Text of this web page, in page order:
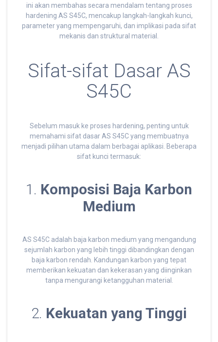
ini akan membahas secara mendalam tentang proses
hardening AS S45C, mencakup langkah-langkah kunci,
parameter yang mempengaruhi, dan implikasi pada sifat
mekanis dan struktural material.
Sifat-sifat Dasar AS
S45C
Sebelum masuk ke proses hardening, penting untuk
memahami sifat dasar AS S45C yang membuatnya
menjadi pilihan utama dalam berbagai aplikasi. Beberapa
sifat kunci termasuk:
1. Komposisi Baja Karbon
Medium
AS S45C adalah baja karbon medium yang mengandung
sejumlah karbon yang lebih tinggi dibandingkan dengan
baja karbon rendah. Kandungan karbon yang tepat
memberikan kekuatan dan kekerasan yang diinginkan
tanpa mengurangi ketangguhan material.
2. Kekuatan yang Tinggi